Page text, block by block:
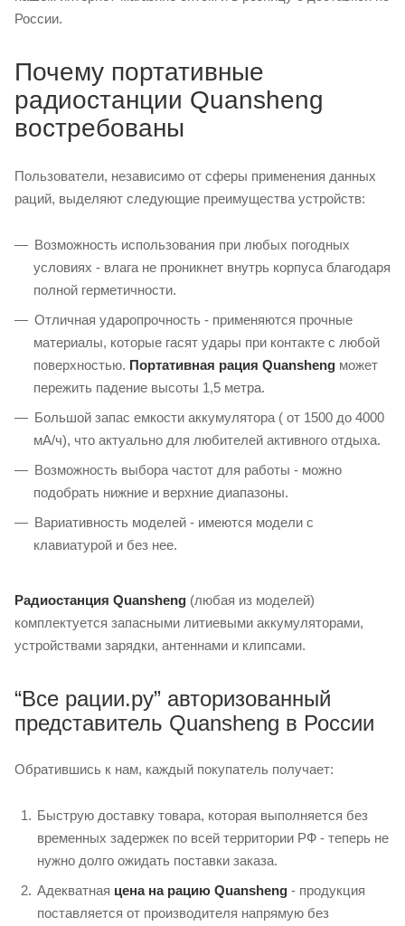
России.
Почему портативные
радиостанции Quansheng
востребованы
Пользователи, независимо от сферы применения данных
раций, выделяют следующие преимущества устройств:
Возможность использования при любых погодных
условиях - влага не проникнет внутрь корпуса благодаря
полной герметичности.
Отличная ударопрочность - применяются прочные
материалы, которые гасят удары при контакте с любой
поверхностью. Портативная рация Quansheng может
пережить падение высоты 1,5 метра.
Большой запас емкости аккумулятора ( от 1500 до 4000
мА/ч), что актуально для любителей активного отдыха.
Возможность выбора частот для работы - можно
подобрать нижние и верхние диапазоны.
Вариативность моделей - имеются модели с
клавиатурой и без нее.
Радиостанция Quansheng (любая из моделей)
комплектуется запасными литиевыми аккумуляторами,
устройствами зарядки, антеннами и клипсами.
“Все рации.ру” авторизованный
представитель Quansheng в России
Обратившись к нам, каждый покупатель получает:
Быструю доставку товара, которая выполняется без
временных задержек по всей территории РФ - теперь не
нужно долго ожидать поставки заказа.
Адекватная цена на рацию Quansheng - продукция
поставляется от производителя напрямую без